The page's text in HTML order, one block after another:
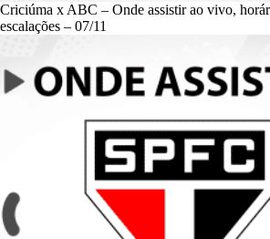
Criciúma x ABC – Onde assistir ao vivo,
escalações – 07/11